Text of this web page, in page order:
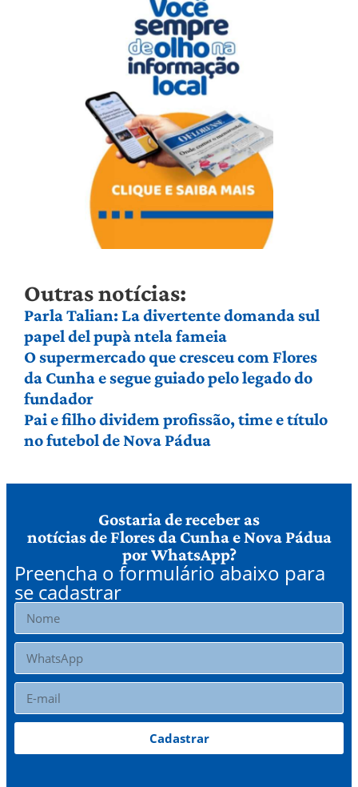
Outras notícias:
Parla Talian: La divertente domanda sul
papel del pupà ntela fameia
O supermercado que cresceu com Flores
da Cunha e segue guiado pelo legado do
fundador
Pai e filho dividem profissão, time e título
no futebol de Nova Pádua
Gostaria de receber as
notícias de Flores da Cunha e Nova Pádua
por WhatsApp?
Preencha o formulário abaixo para
se cadastrar
Cadastrar